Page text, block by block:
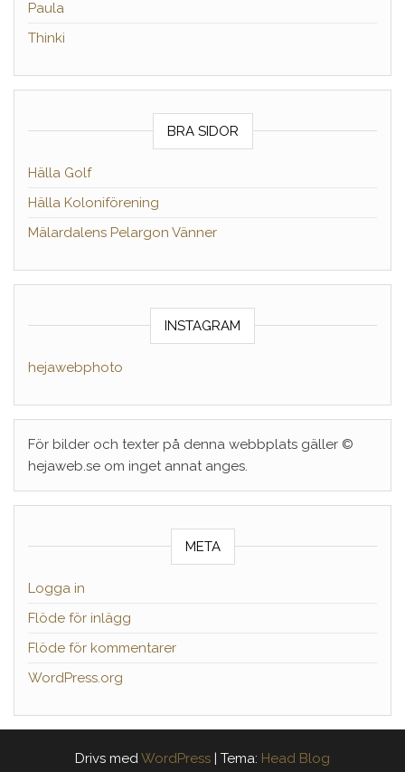
Paula
Thinki
BRA SIDOR
Hälla Golf
Hälla Koloniförening
Mälardalens Pelargon Vänner
INSTAGRAM
hejawebphoto
För bilder och texter på denna webbplats gäller ©
hejaweb.se om inget annat anges.
META
Logga in
Flöde för inlägg
Flöde för kommentarer
WordPress.org
Drivs med WordPress | Tema: Head Blog